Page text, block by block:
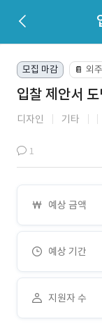
모집 마감 📔 외주
입찰 제안서
디자인 기타
1
예상 금액
예상 기간
지원자 수